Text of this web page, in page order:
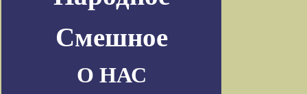
Смешное
О НАС